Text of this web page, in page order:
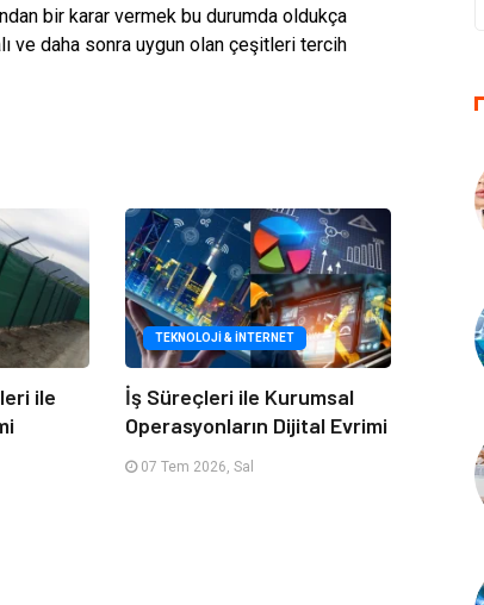
bir karar vermek bu durumda oldukça
ve daha sonra uygun olan çeşitleri tercih
ile
TEKNOLOJI & İNTERNET
İş Süreçleri ile Kurumsal
Operasyonların Dijital Evrimi
07 Tem 2026, Sal